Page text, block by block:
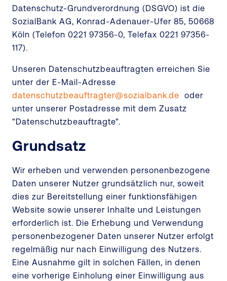
Datenschutz-Grundverordnung (DSGVO) ist die
SozialBank AG, Konrad-Adenauer-Ufer 85, 50668
Köln (Telefon 0221 97356-0, Telefax 0221 97356-
117).
Unseren Datenschutzbeauftragten erreichen Sie
unter der E-Mail-Adresse
datenschutzbeauftragter@sozialbank.de oder
unter unserer Postadresse mit dem Zusatz
"Datenschutzbeauftragte".
Grundsatz
Wir erheben und verwenden personenbezogene
Daten unserer Nutzer grundsätzlich nur, soweit
dies zur Bereitstellung einer funktionsfähigen
Website sowie unserer Inhalte und Leistungen
erforderlich ist. Die Erhebung und Verwendung
personenbezogener Daten unserer Nutzer erfolgt
regelmäßig nur nach Einwilligung des Nutzers.
Eine Ausnahme gilt in solchen Fällen, in denen
eine vorherige Einholung einer Einwilligung aus